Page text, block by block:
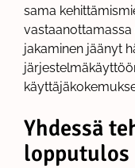
sama
jakaminen jäänyt
Yhdessä
lopputulos